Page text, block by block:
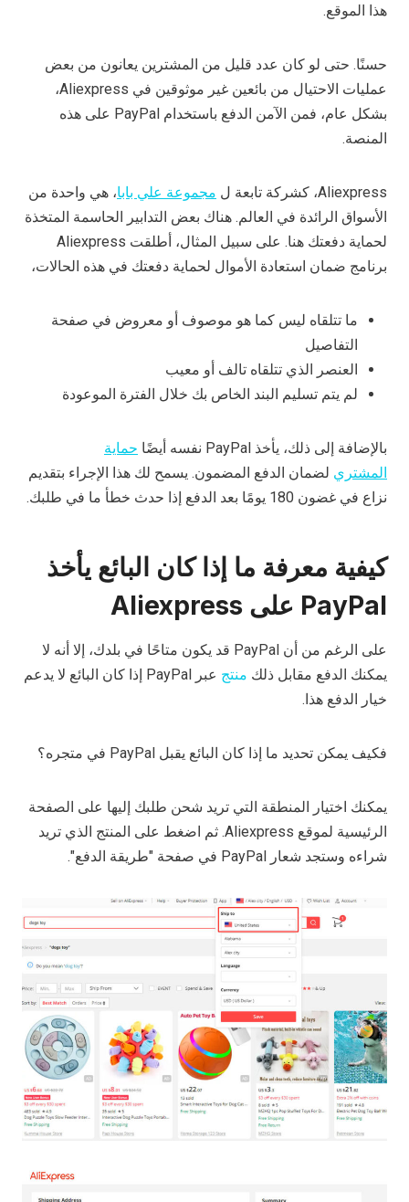
هذا الموقع.
حسنًا. حتى لو كان عدد قليل من المشترين يعانون من بعض
عمليات الاحتيال من بائعين غير موثوقين في Aliexpress،
بشكل عام، فمن الآمن الدفع باستخدام PayPal على هذه
المنصة.
Aliexpress، كشركة تابعة ل مجموعة علي بابا، هي واحدة من
الأسواق الرائدة في العالم. هناك بعض التدابير الحاسمة المتخذة
لحماية دفعتك هنا. على سبيل المثال، أطلقت Aliexpress
برنامج ضمان استعادة الأموال لحماية دفعتك في هذه الحالات،
ما تتلقاه ليس كما هو موصوف أو معروض في صفحة
التفاصيل
العنصر الذي تتلقاه تالف أو معيب
لم يتم تسليم البند الخاص بك خلال الفترة الموعودة
بالإضافة إلى ذلك، يأخذ PayPal نفسه أيضًا
حماية
المشتري لضمان الدفع المضمون. يسمح لك هذا الإجراء بتقديم
نزاع في غضون 180 يومًا بعد الدفع إذا حدث خطأ ما في طلبك.
كيفية معرفة ما إذا كان البائع يأخذ
PayPal على Aliexpress
على الرغم من أن PayPal قد يكون متاحًا في بلدك، إلا أنه لا
يمكنك الدفع مقابل ذلك منتج
عبر PayPal إذا كان البائع لا يدعم
خيار الدفع هذا.
فكيف يمكن تحديد ما إذا كان البائع يقبل PayPal في متجره؟
يمكنك اختيار المنطقة التي تريد شحن طلبك إليها على الصفحة
الرئيسية لموقع Aliexpress. ثم اضغط على المنتج الذي تريد
شراءه وستجد شعار PayPal في صفحة "طريقة الدفع".